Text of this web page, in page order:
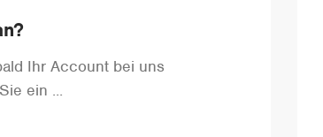
Ihr Account bei uns
ein